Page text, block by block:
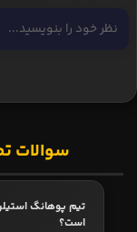
سوالات
تیم پوهانگ
است؟